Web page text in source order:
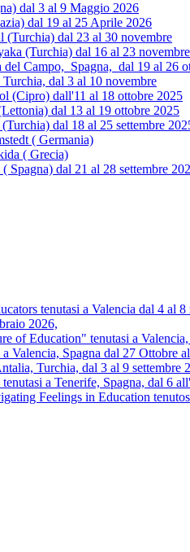
dal 3 al 9 Maggio 2026
dal 19 al 25 Aprile 2026
(Turchia) dal 23 al 30 novembre
(Turchia) dal 16 al 23 novembre
Campo, Spagna, dal 19 al 26
dal 3 al 10 novembre
(Cipro) dall'11 al 18 ottobre 2025
dal 13 al 19 ottobre 2025
dal 18 al 25 settembre
( Germania)
( Grecia)
Spagna) dal 21 al 28 settembre
tenutasi a Valencia dal 4 al
2026,
of Education" tenutasi a
Valencia, Spagna dal 27 Ottobre
Turchia, dal 3 al 9 settembre
a Tenerife, Spagna, dal 6
Feelings in Education